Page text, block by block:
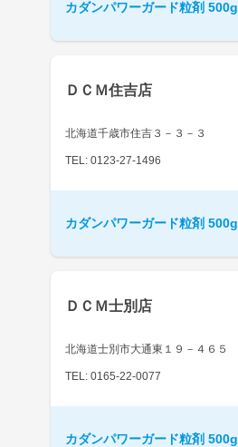
カダンパワーガード粒剤 500g
ＤＣＭ住吉店
北海道千歳市住吉３－３－３
TEL: 0123-27-1496
カダンパワーガード粒剤 500g
ＤＣＭ士別店
北海道士別市大通東１９－４６５
TEL: 0165-22-0077
カダンパワーガード粒剤 500g